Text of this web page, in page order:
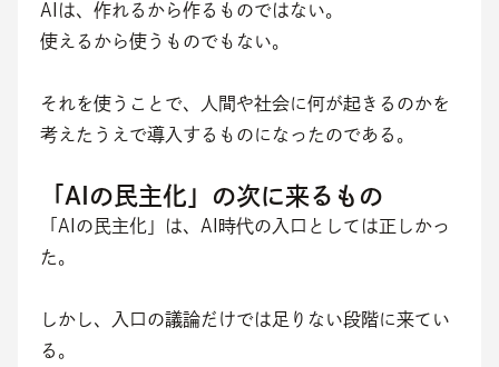
AIは、作れるから作るものではない。
使えるから使うものでもない。
それを使うことで、人間や社会に何が起きるのかを
考えたうえで導入するものになったのである。
「AIの民主化」の次に来るもの
「AIの民主化」は、AI時代の入口としては正しかっ
た。
しかし、入口の議論だけでは足りない段階に来てい
る。